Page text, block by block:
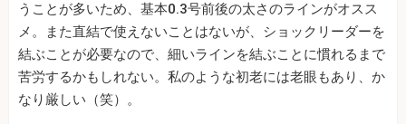
うことが多いため、基本0.3号前後の太さのラインがオスス
メ。また直結で使えないことはないが、ショックリーダーを
結ぶことが必要なので、細いラインを結ぶことに慣れるまで
苦労するかもしれない。私のような初老には老眼もあり、か
なり厳しい（笑）。